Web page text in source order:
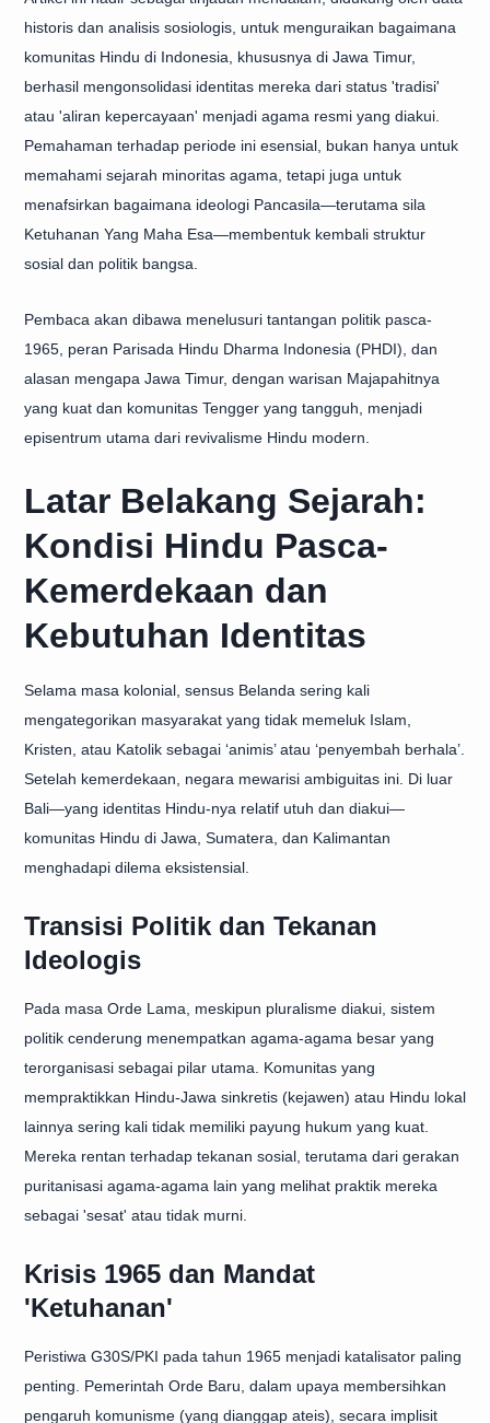
historis dan analisis sosiologis, untuk menguraikan bagaimana
komunitas Hindu di Indonesia, khususnya di Jawa Timur,
berhasil mengonsolidasi identitas mereka dari status 'tradisi'
atau 'aliran kepercayaan' menjadi agama resmi yang diakui.
Pemahaman terhadap periode ini esensial, bukan hanya untuk
memahami sejarah minoritas agama, tetapi juga untuk
menafsirkan bagaimana ideologi Pancasila—terutama sila
Ketuhanan Yang Maha Esa—membentuk kembali struktur
sosial dan politik bangsa.
Pembaca akan dibawa menelusuri tantangan politik pasca-
1965, peran Parisada Hindu Dharma Indonesia (PHDI), dan
alasan mengapa Jawa Timur, dengan warisan Majapahitnya
yang kuat dan komunitas Tengger yang tangguh, menjadi
episentrum utama dari revivalisme Hindu modern.
Latar Belakang Sejarah:
Kondisi Hindu Pasca-
Kemerdekaan dan
Kebutuhan Identitas
Selama masa kolonial, sensus Belanda sering kali
mengategorikan masyarakat yang tidak memeluk Islam,
Kristen, atau Katolik sebagai ‘animis’ atau ‘penyembah berhala’.
Setelah kemerdekaan, negara mewarisi ambiguitas ini. Di luar
Bali—yang identitas Hindu-nya relatif utuh dan diakui—
komunitas Hindu di Jawa, Sumatera, dan Kalimantan
menghadapi dilema eksistensial.
Transisi Politik dan Tekanan
Ideologis
Pada masa Orde Lama, meskipun pluralisme diakui, sistem
politik cenderung menempatkan agama-agama besar yang
terorganisasi sebagai pilar utama. Komunitas yang
mempraktikkan Hindu-Jawa sinkretis (kejawen) atau Hindu lokal
lainnya sering kali tidak memiliki payung hukum yang kuat.
Mereka rentan terhadap tekanan sosial, terutama dari gerakan
puritanisasi agama-agama lain yang melihat praktik mereka
sebagai 'sesat' atau tidak murni.
Krisis 1965 dan Mandat
'Ketuhanan'
Peristiwa G30S/PKI pada tahun 1965 menjadi katalisator paling
penting. Pemerintah Orde Baru, dalam upaya membersihkan
pengaruh komunisme (yang dianggap ateis), secara implisit